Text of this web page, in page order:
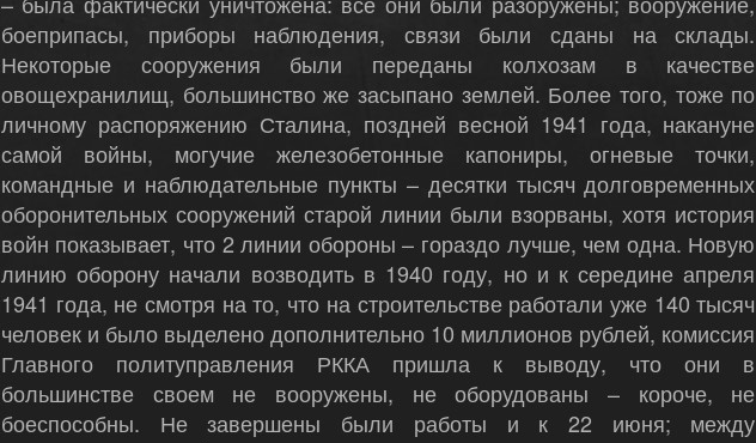
боеприпасы, приборы наблюдения, связи были сданы на склады.
Некоторые сооружения были переданы колхозам в качестве
овощехранилищ, большинство же засыпано землей. Более того, тоже по
личному распоряжению Сталина, поздней весной 1941 года, накануне
самой войны, могучие железобетонные капониры, огневые точки,
командные и наблюдательные пункты – десятки тысяч долговременных
оборонительных сооружений старой линии были взорваны, хотя история
войн показывает, что 2 линии обороны – гораздо лучше, чем одна. Новую
линию оборону начали возводить в 1940 году, но и к середине апреля
1941 года, не смотря на то, что на строительстве работали уже 140 тысяч
человек и было выделено дополнительно 10 миллионов рублей, комиссия
Главного политуправления РККА пришла к выводу, что они в
большинстве своем не вооружены, не оборудованы – короче, не
боеспособны. Не завершены были работы и к 22 июня; между